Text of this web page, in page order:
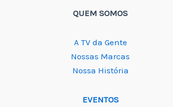
QUEM SOMOS
A TV da Gente
Nossas Marcas
Nossa História
EVENTOS